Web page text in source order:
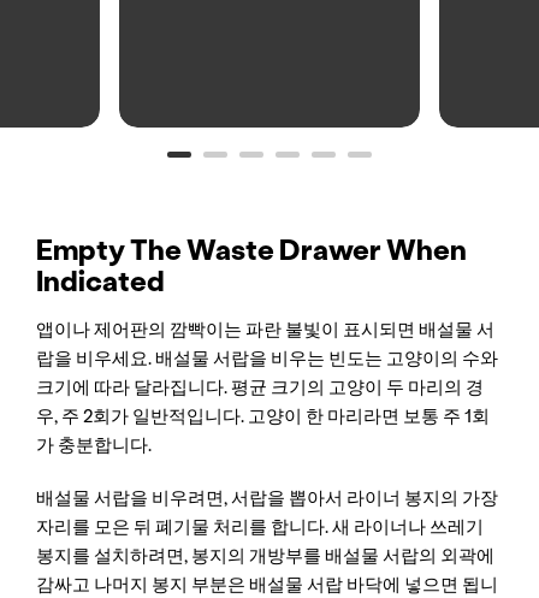
Empty The Waste Drawer When
Indicated
앱이나 제어판의 깜빡이는 파란 불빛이 표시되면 배설물 서
랍을 비우세요. 배설물 서랍을 비우는 빈도는 고양이의 수와
크기에 따라 달라집니다. 평균 크기의 고양이 두 마리의 경
우, 주 2회가 일반적입니다. 고양이 한 마리라면 보통 주 1회
가 충분합니다.
배설물 서랍을 비우려면, 서랍을 뽑아서 라이너 봉지의 가장
자리를 모은 뒤 폐기물 처리를 합니다. 새 라이너나 쓰레기
봉지를 설치하려면, 봉지의 개방부를 배설물 서랍의 외곽에
감싸고 나머지 봉지 부분은 배설물 서랍 바닥에 넣으면 됩니